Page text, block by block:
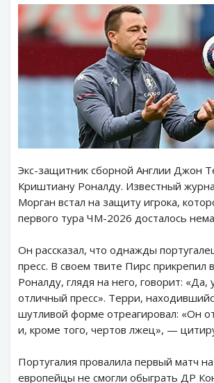
Экс-защитник сборной Англии Джон
Криштиану Роналду. Известный
Морган встал на защиту игрока,
первого тура ЧМ-2026 досталось
Он рассказал, что однажды
пресс. В своем твите Пирс прикрепил
Роналду, глядя на него, говорит: «Да,
отличный пресс». Терри,
шутливой форме отреагировал: «Он
и, кроме того, чертов лжец», —
Португалия провалила первый матч
европейцы не смогли обыграть ДР